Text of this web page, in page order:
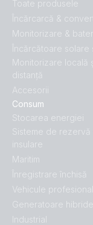
Toate produsele
Încărcarcă &
Monitorizare &
Încărcătoare solare
Monitorizare locală
distanță
Accesorii
Consum
Stocarea energiei
Sisteme de rezervă
insulare
Maritim
Înregistrare închisă
Vehicule
Generatoare hibride
Industrial